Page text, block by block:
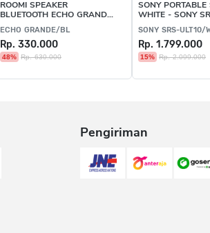
ROOMI SPEAKER
BLUETOOTH ECHO GRANDE
ECHO GRANDE/BL
Rp. 330.000
48% Rp. 630.000
SONY PORTABLE
WHITE - SONY
SONY SRS-ULT10/
Rp. 1.799.000
15% Rp. 2.099.000
Pengiriman